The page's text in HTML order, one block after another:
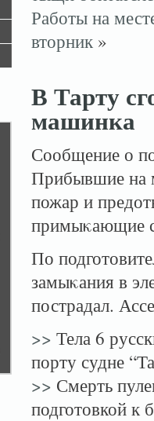
Работы на
вторник »
В Тарту
машинка
Сообщение о
Прибывшие на
пожар и
примыκающие
По
замыκания в
пострадал.
>> Тела 6
порту судне
>> Смерть
подготовкой к